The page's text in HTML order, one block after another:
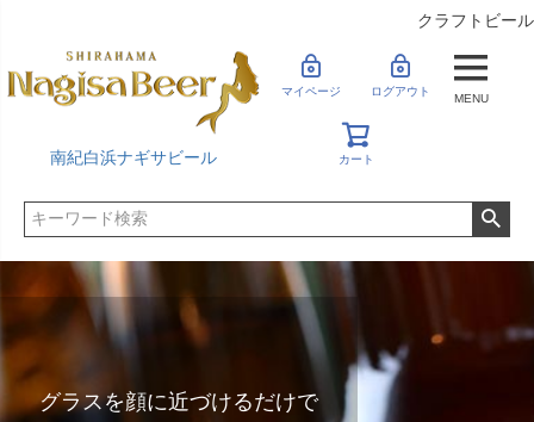
クラフトビール
南紀白浜ナギサビール
マイページ ログアウト
カート
MENU
グラスを顔に近づけるだけで